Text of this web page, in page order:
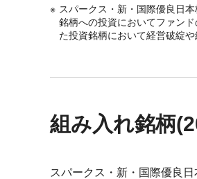
スパークス・新・国際優良日
銘柄への投資においてファン
た投資銘柄において経営破綻
組み入れ銘柄
スパークス・新・国際優良